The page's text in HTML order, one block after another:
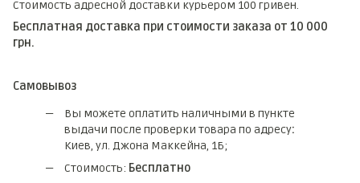
Стоимость адресной доставки курьером 100 гривен.
Бесплатная доставка при стоимости заказа от 10 000
грн.
Самовывоз
Вы можете оплатить наличными в пункте
выдачи после проверки товара по адресу:
Киев, ул. Джона Маккейна, 1Б;
Стоимость: Бесплатно